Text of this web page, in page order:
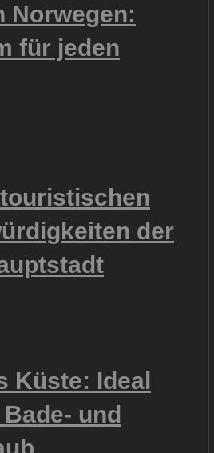
Norwegen:
für jeden
der
Küste: Ideal
und